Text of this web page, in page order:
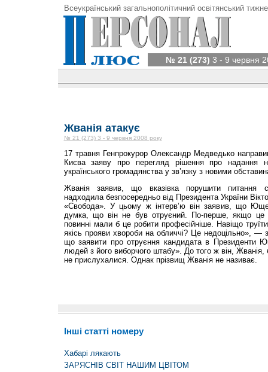
Всеукраїнський загальнополітичний освітянський
№ 21 (273) 3 - 9 червня
Жванія атакує
№ 21 (273) 3 - 9 червня 2008 року
17 травня Генпрокурор Олександр Медведько
Києва заяву про перегляд рішення про надання
українського громадянства у зв’язку з новими
Жванія заявив, що вказівка порушити питання
надходила безпосередньо від Президента України
«Свобода». У цьому ж інтерв’ю він заявив, що
думка, що він не був отруєний. По-перше, якщо це
повинні мали б це робити професійніше. Навіщо
якісь прояви хвороби на обличчі? Це недоцільно», —
що заявити про отруєння кандидата в Президенти
людей з його виборчого штабу». До того ж він, Жванія,
не прислухалися. Однак прізвищ Жванія не називає.
Інші статті номеру
Хабарі лякають
ЗАРЯСНІВ СВІТ НАШИМ ЦВІТОМ